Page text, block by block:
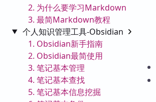
2. 为什么要学习Markdown
3. 最简Markdown教程
个人知识管理工具-Obsidian
1. Obsidian新手指南
2. Obsidian最简使用
3. 笔记基本管理
4. 笔记基本查找
5. 笔记基本信息挖掘